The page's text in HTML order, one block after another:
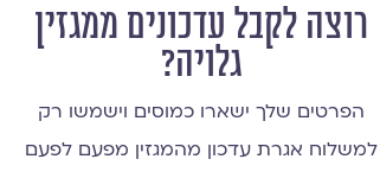
רוצה לקבל עדכונים ממגזין
גלויה?
הפרטים שלך ישארו כמוסים וישמשו רק
למשלוח אגרת עדכון מהמגזין מפעם לפעם